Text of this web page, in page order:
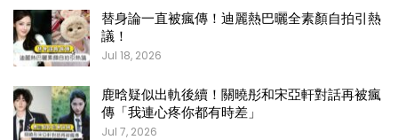
替身論一直被瘋傳！迪麗熱巴曬全素顏自拍引熱
議！
Jul 18, 2026
鹿晗疑似出軌後續！關曉彤和宋亞軒對話再被瘋
傳「我連心疼你都有時差」
Jul 7, 2026